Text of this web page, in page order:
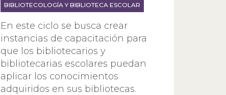
BIBLIOTECOLOGÍA Y BIBLIOTECA ESCOLAR
En este ciclo se busca crear
instancias de capacitación para
que los bibliotecarios y
bibliotecarias escolares puedan
aplicar los conocimientos
adquiridos en sus bibliotecas.